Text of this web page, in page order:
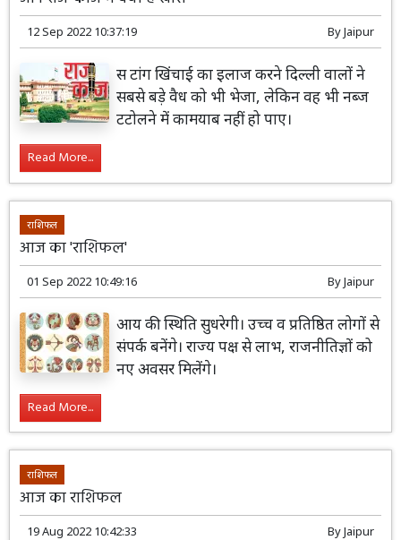
12 Sep 2022 10:37:19 ByJaipur
स टांग खिंचाई का इलाज करने दिल्ली वालों ने
सबसे बड़े वैध को भी भेजा, लेकिन वह भी नब्ज
टटोलने में कामयाब नहीं हो पाए।
Read More...
राशिफल
आज का 'राशिफल'
01 Sep 2022 10:49:16 ByJaipur
आय की स्थिति सुधरेगी। उच्च व प्रतिष्ठित लोगों से
संपर्क बनेंगे। राज्य पक्ष से लाभ, राजनीतिज्ञों को
नए अवसर मिलेंगे।
Read More...
राशिफल
आज का राशिफल
19 Aug 2022 10:42:33 ByJaipur